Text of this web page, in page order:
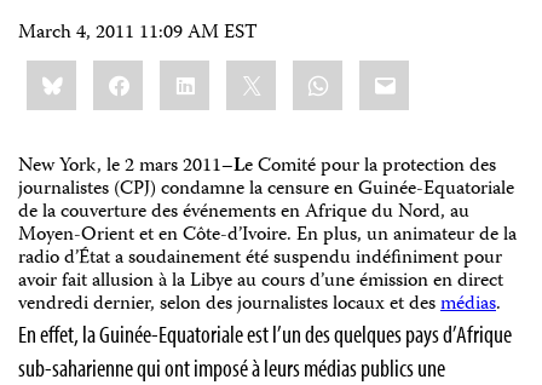
March 4, 2011 11:09 AM EST
Share
this:BlueskyFacebookLinkedIn WhatsApp
Email
New York, le 2 mars 2011–Le Comité pour la protection des
journalistes (CPJ) condamne la censure en Guinée-Equatoriale
de la couverture des événements en Afrique du Nord, au
Moyen-Orient et en Côte-d’Ivoire. En plus, un animateur de la
radio d’État a soudainement été suspendu indéfiniment pour
avoir fait allusion à la Libye au cours d’une émission en direct
vendredi dernier, selon des journalistes locaux et desmédias.
En effet, la Guinée-Equatoriale est l’un des quelques pays d’Afrique
sub-saharienne qui ont imposé à leurs médias publics une